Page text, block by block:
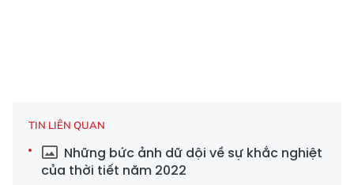
TIN LIÊN QUAN
Những bức ảnh dữ dội về sự khắc nghiệt
của thời tiết năm 2022